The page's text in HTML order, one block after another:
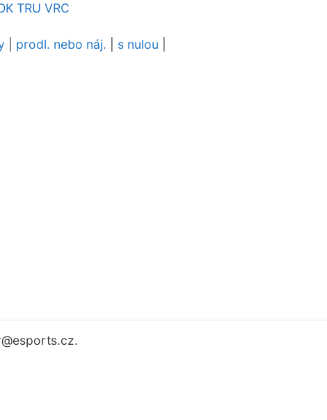
TRU VRC
prodl. nebo náj. s nulou
@esports.cz.